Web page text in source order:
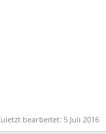
bearbeitet: 5 Juli 2016